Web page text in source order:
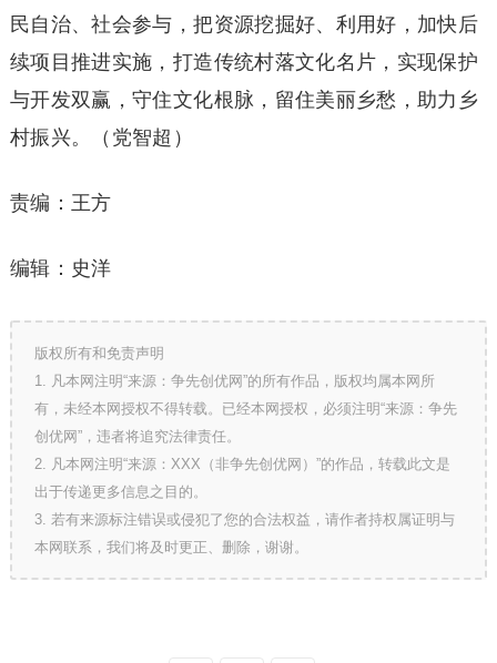
民自治、社会参与，把资源挖掘好、利用好，加快后
续项目推进实施，打造传统村落文化名片，实现保护
与开发双赢，守住文化根脉，留住美丽乡愁，助力乡
村振兴。（党智超）
责编：王方
编辑：史洋
版权所有和免责声明
1. 凡本网注明“来源：争先创优网”的所有作品，版权均属本网所
有，未经本网授权不得转载。已经本网授权，必须注明“来源：争先
创优网”，违者将追究法律责任。
2. 凡本网注明“来源：XXX（非争先创优网）”的作品，转载此文是
出于传递更多信息之目的。
3. 若有来源标注错误或侵犯了您的合法权益，请作者持权属证明与
本网联系，我们将及时更正、删除，谢谢。